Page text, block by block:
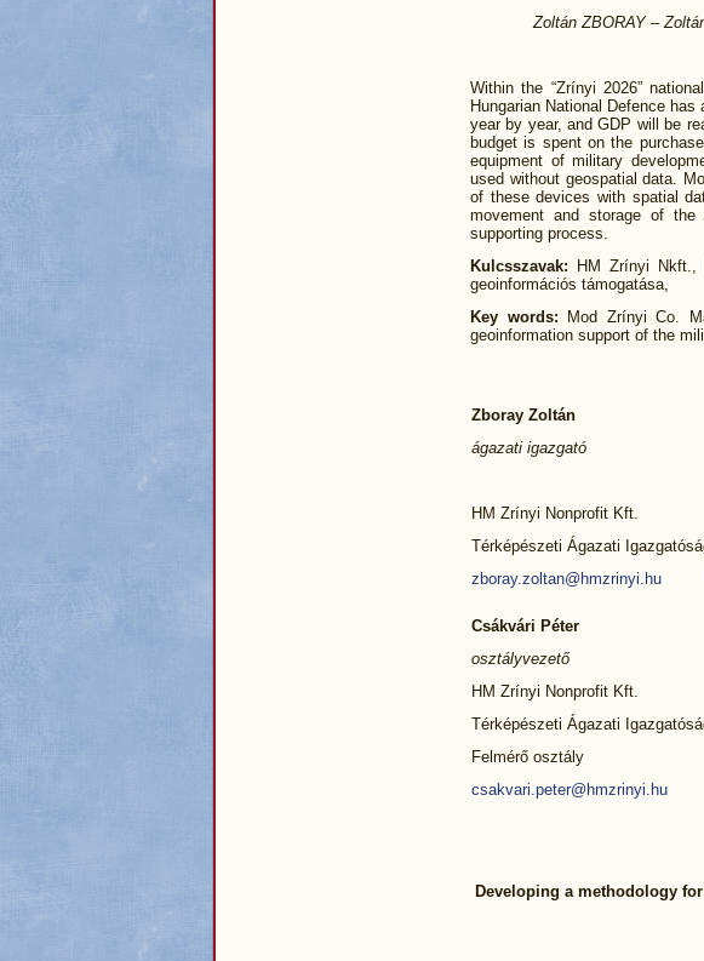
Zoltán ZBORAY –
Within the “Zrínyi 2026”
Hungarian National Defence
year by year, and GDP will be
budget is spent on the
equipment of military
used without geospatial data.
of these devices with spatial
movement and storage of
supporting process.
Kulcsszavak: HM Zrínyi Nkft.,
geoinformációs támogatása,
Key words: Mod Zrínyi Co.
geoinformation support of the
Zboray Zoltán
ágazati igazgató
HM Zrínyi Nonprofit Kft.
Térképészeti Ágazati
zboray.zoltan@hmzrinyi.hu
Csákvári Péter
osztályvezető
HM Zrínyi Nonprofit Kft.
Térképészeti Ágazati
Felmérő osztály
csakvari.peter@hmzrinyi.hu
Developing a methodology